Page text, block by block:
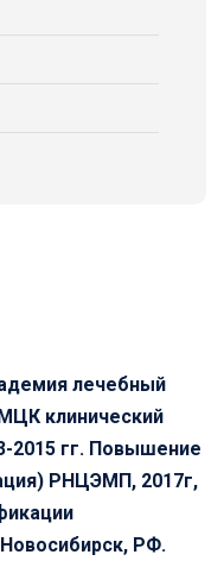
лечебный
клинический
2015 гг. Повышение
РНЦЭМП, 2017г,
РФ.